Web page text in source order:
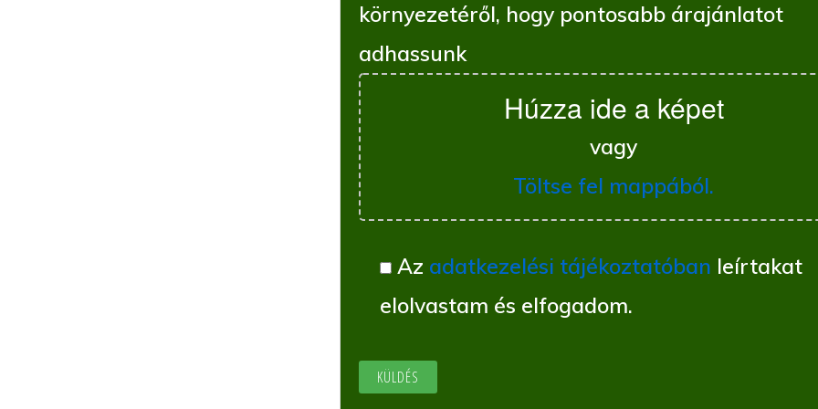
környezetéről, hogy pontosabb árajánlatot
adhassunk
Húzza ide a képet
vagy
Töltse fel mappából.
Az adatkezelési tájékoztatóban leírtakat
elolvastam és elfogadom.